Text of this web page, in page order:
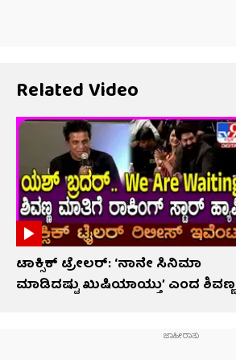
Related Video
ಟಾಕ್ಸಿಕ್ ಟ್ರೇಲರ್​: ‘ನಾನೇ ಸಿನಿಮಾ
ಮಾಡಿದಷ್ಟು ಖುಷಿಯಾಯ್ತು’ ಎಂದ ಶಿವಣ್ಣ